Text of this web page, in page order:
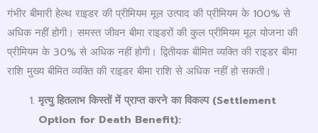
गंभीर बीमारी हेल्थ राइडर की प्रीमियम मूल उत्पाद की प्रीमियम के 100% से
अधिक नहीं होगी। समस्त जीवन बीमा राइडरों की कुल प्रीमियम मूल योजना की
प्रीमियम के 30% से अधिक नहीं होगी। द्वितीयक बीमित व्यक्ति की राइडर बीमा
राशि मुख्य बीमित व्यक्ति की राइडर बीमा राशि से अधिक नहीं हो सकती।
मृत्यु हितलाभ किस्तों में प्राप्त करने का विकल्प (Settlement
Option for Death Benefit):